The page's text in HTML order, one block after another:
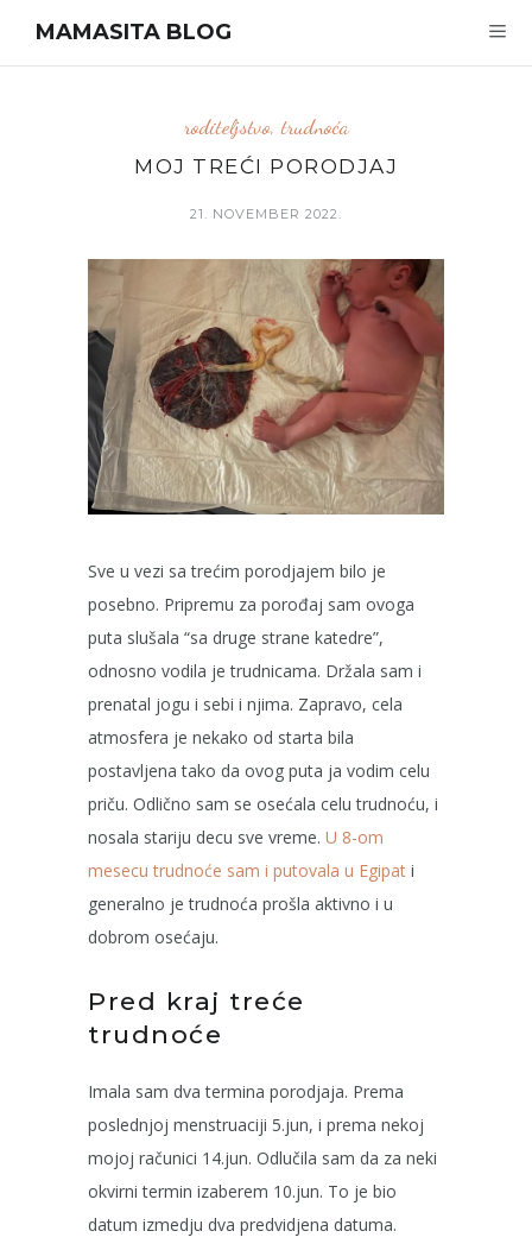
MAMASITA BLOG
roditeljstvo, trudnoća
MOJ TREĆI PORODJAJ
21. NOVEMBER 2022.
Sve u vezi sa trećim porodjajem bilo je
posebno. Pripremu za porođaj sam ovoga
puta slušala “sa druge strane katedre”,
odnosno vodila je trudnicama. Držala sam i
prenatal jogu i sebi i njima. Zapravo, cela
atmosfera je nekako od starta bila
postavljena tako da ovog puta ja vodim celu
priču. Odlično sam se osećala celu trudnoću, i
nosala stariju decu sve vreme. U 8-om
mesecu trudnoće sam i putovala u Egipat i
generalno je trudnoća prošla aktivno i u
dobrom osećaju.
Pred kraj treće
trudnoće
Imala sam dva termina porodjaja. Prema
poslednjoj menstruaciji 5.jun, i prema nekoj
mojoj računici 14.jun. Odlučila sam da za neki
okvirni termin izaberem 10.jun. To je bio
datum izmedju dva predvidjena datuma.